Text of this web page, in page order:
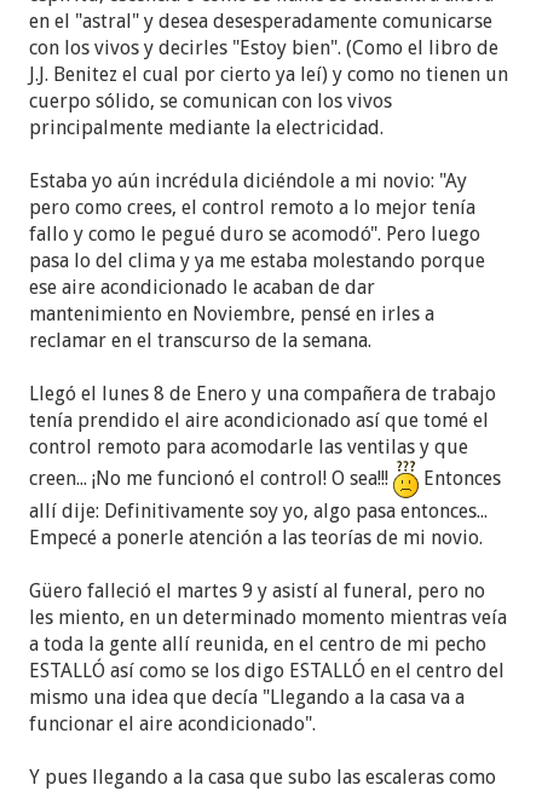
en el "astral" y desea desesperadamente comunicarse
con los vivos y decirles "Estoy bien". (Como el libro de
J.J. Benitez el cual por cierto ya leí) y como no tienen un
cuerpo sólido, se comunican con los vivos
principalmente mediante la electricidad.
Estaba yo aún incrédula diciéndole a mi novio: "Ay
pero como crees, el control remoto a lo mejor tenía
fallo y como le pegué duro se acomodó". Pero luego
pasa lo del clima y ya me estaba molestando porque
ese aire acondicionado le acaban de dar
mantenimiento en Noviembre, pensé en irles a
reclamar en el transcurso de la semana.
Llegó el lunes 8 de Enero y una compañera de trabajo
tenía prendido el aire acondicionado así que tomé el
control remoto para acomodarle las ventilas y que
creen... ¡No me funcionó el control! O sea!!!
Entonces
allí dije: Definitivamente soy yo, algo pasa entonces...
Empecé a ponerle atención a las teorías de mi novio.
Güero falleció el martes 9 y asistí al funeral, pero no
les miento, en un determinado momento mientras veía
a toda la gente allí reunida, en el centro de mi pecho
ESTALLÓ así como se los digo ESTALLÓ en el centro del
mismo una idea que decía "Llegando a la casa va a
funcionar el aire acondicionado".
Y pues llegando a la casa que subo las escaleras como